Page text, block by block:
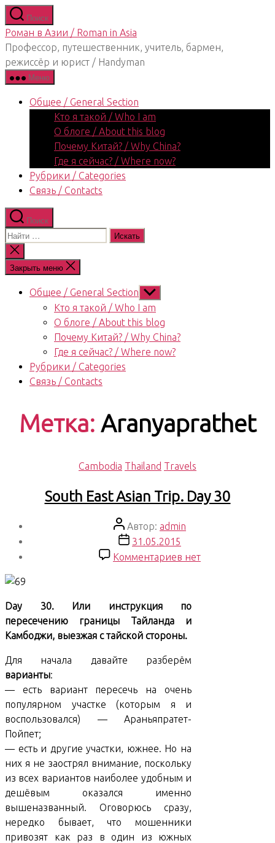
Перейти
к
содержимому
Поиск
Роман в Азии / Roman in Asia
Профессор, путешественник, учитель, бармен,
режиссёр и юрист / Handyman
Меню
Общее / General Section
Кто я такой / Who I am
О блоге / About this blog
Почему Китай? / Why China?
Где я сейчас? / Where now?
Рубрики / Categories
Связь / Contacts
Поиск
Поиск:
Закрыть
поиск
Закрыть меню
Общее / General Section Показывать
подменю
Кто я такой / Who I am
О блоге / About this blog
Почему Китай? / Why China?
Где я сейчас? / Where now?
Рубрики / Categories
Связь / Contacts
Метка: Aranyaprathet
Рубрики
Cambodia Thailand Travels
South East Asian Trip. Day 30
Автор
записи
Автор: admin
Дата
записи
31.05.2015
Комментариев к
30
нет
Day 30. Или инструкция по
пересечению границы Тайланда и
Камбоджи, выезжая с тайской стороны.
Для начала давайте разберём
варианты:
— есть вариант пересечь на очень
популярном участке (которым я и
воспользовался) — Араньяпратет-
Пойпет;
— есть и другие участки, южнее. Но на
них я не заострял внимание, поскольку
из всех вариантов наиболее удобным и
дешёвым оказался именно
вышеназванный. Оговорюсь сразу,
нередко бывает, что мошенники
привозят как раз в один из южных